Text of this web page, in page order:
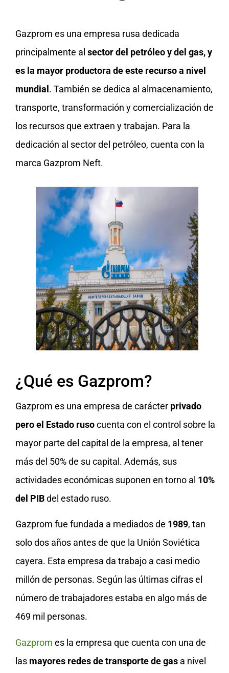
Gazprom es una empresa rusa dedicada
principalmente al sector del petróleo y del gas, y
es la mayor productora de este recurso a nivel
mundial . También se dedica al almacenamiento,
transporte, transformación y comercialización de
los recursos que extraen y trabajan. Para la
dedicación al sector del petróleo, cuenta con la
marca Gazprom Neft.
¿Qué es Gazprom?
Gazprom es una empresa de carácter privado
pero el Estado rusocuenta con el control sobre la
mayor parte del capital de la empresa, al tener
más del 50% de su capital. Además, sus
actividades económicas suponen en torno al 10%
del PIBdel estado ruso.
Gazprom fue fundada a mediados de 1989, tan
solo dos años antes de que la Unión Soviética
cayera. Esta empresa da trabajo a casi medio
millón de personas. Según las últimas cifras el
número de trabajadores estaba en algo más de
469 mil personas.
Gazprom es la empresa que cuenta con una de
las mayores redes de transporte de gas a nivel